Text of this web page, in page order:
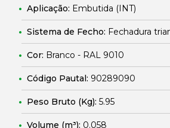
Aplicação: Embutida (INT)
Sistema de Fecho: Fechadura
Cor: Branco - RAL 9010
Código Pautal: 90289090
Peso Bruto (Kg): 5.95
Volume (m³): 0.058